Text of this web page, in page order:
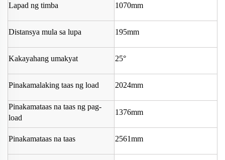
Lapad ng timba 1070mm
Distansya mula sa lupa 195mm
Kakayahang umakyat 25°
Pinakamalaking taas ng load 2024mm
Pinakamataas na taas ng pag-
load
1376mm
Pinakamataas na taas 2561mm